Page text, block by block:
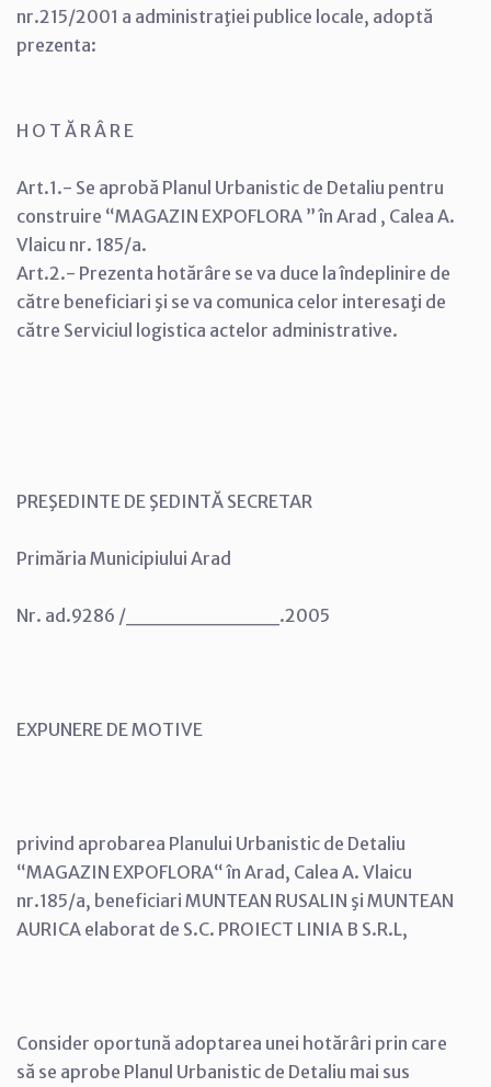
nr.215/2001 a administraţiei publice locale, adoptă
prezenta:
H O T Ă R Â R E
Art.1.- Se aprobă Planul Urbanistic de Detaliu pentru
construire “MAGAZIN EXPOFLORA ” în Arad , Calea A.
Vlaicu nr. 185/a.
Art.2.- Prezenta hotărâre se va duce la îndeplinire de
către beneficiari şi se va comunica celor interesaţi de
către Serviciul logistica actelor administrative.
PREŞEDINTE DE ŞEDINTĂ SECRETAR
Primăria Municipiului Arad
Nr. ad.9286 /__________.2005
EXPUNERE DE MOTIVE
privind aprobarea Planului Urbanistic de Detaliu
“MAGAZIN EXPOFLORA“ în Arad, Calea A. Vlaicu
nr.185/a, beneficiari MUNTEAN RUSALIN şi MUNTEAN
AURICA elaborat de S.C. PROIECT LINIA B S.R.L,
Consider oportună adoptarea unei hotărâri prin care
să se aprobe Planul Urbanistic de Detaliu mai sus